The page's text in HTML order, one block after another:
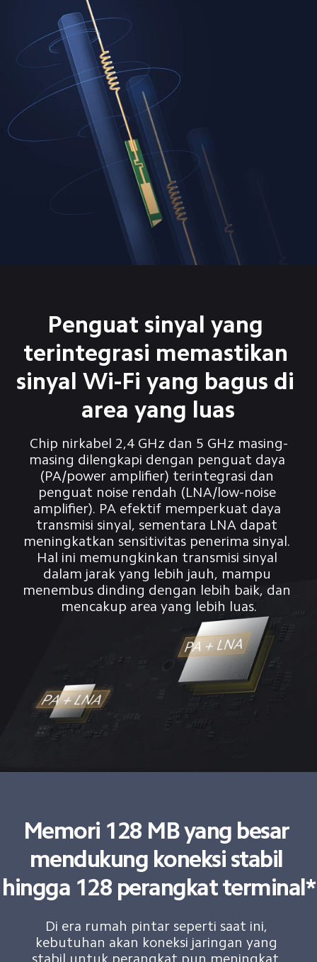
Penguat sinyal yang
terintegrasi memastikan
sinyal Wi-Fi yang bagus di
area yang luas
Chip nirkabel 2,4 GHz dan 5 GHz masing-
masing dilengkapi dengan penguat daya
(PA/power amplifier) terintegrasi dan
penguat noise rendah (LNA/low-noise
amplifier). PA efektif memperkuat daya
transmisi sinyal, sementara LNA dapat
meningkatkan sensitivitas penerima sinyal.
Hal ini memungkinkan transmisi sinyal
dalam jarak yang lebih jauh, mampu
menembus dinding dengan lebih baik, dan
mencakup area yang lebih luas.
Memori 128 MB yang besar
mendukung koneksi stabil
hingga 128 perangkat terminal*
Di era rumah pintar seperti saat ini,
kebutuhan akan koneksi jaringan yang
stabil untuk perangkat pun meningkat.